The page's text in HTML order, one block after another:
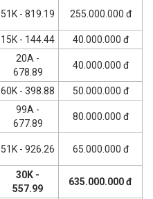
51K - 819.19 255.000.000 đ
15K - 144.44 40.000.000 đ
20A -
678.89
40.000.000 đ
60K - 398.88 50.000.000 đ
99A -
677.89
80.000.000 đ
51K - 926.26 65.000.000 đ
30K -
557.99
635.000.000 đ